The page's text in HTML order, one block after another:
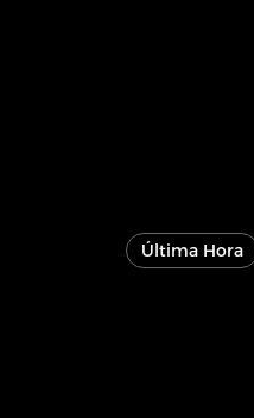
Última Hora